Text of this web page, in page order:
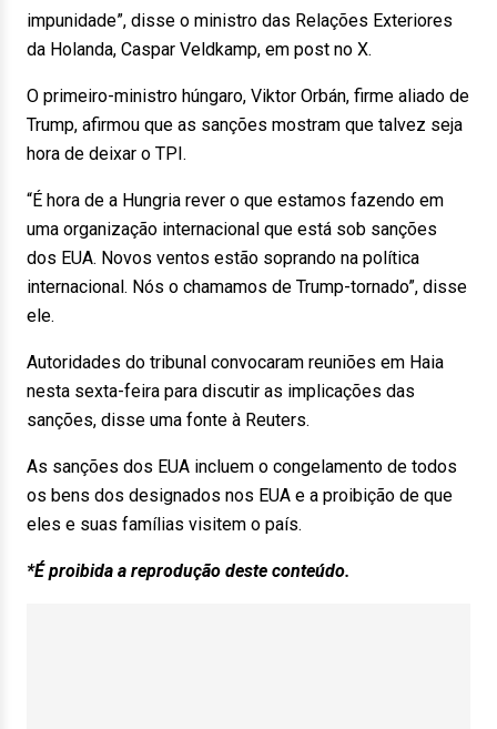
impunidade”, disse o ministro das Relações Exteriores
da Holanda, Caspar Veldkamp, em post no X.
O primeiro-ministro húngaro, Viktor Orbán, firme aliado de
Trump, afirmou que as sanções mostram que talvez seja
hora de deixar o TPI.
“É hora de a Hungria rever o que estamos fazendo em
uma organização internacional que está sob sanções
dos EUA. Novos ventos estão soprando na política
internacional. Nós o chamamos de Trump-tornado”, disse
ele.
Autoridades do tribunal convocaram reuniões em Haia
nesta sexta-feira para discutir as implicações das
sanções, disse uma fonte à Reuters.
As sanções dos EUA incluem o congelamento de todos
os bens dos designados nos EUA e a proibição de que
eles e suas famílias visitem o país.
*É proibida a reprodução deste conteúdo.